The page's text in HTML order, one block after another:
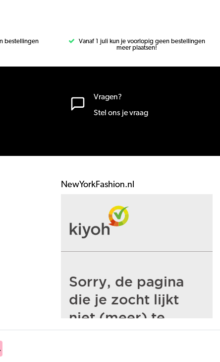
bestellingen
Vanaf 1 juli kun je voorlopig geen bestellingen
meer plaatsen!
Vragen?
Stel ons je vraag
NewYorkFashion.nl